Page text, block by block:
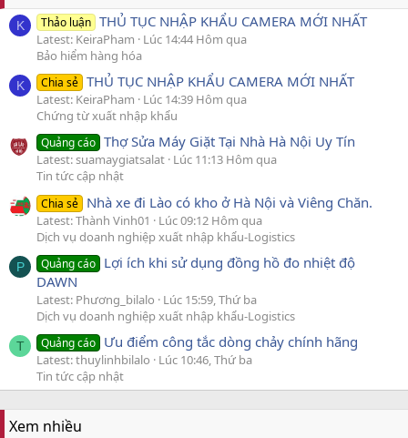
K Thảo luận THỦ TỤC NHẬP KHẨU CAMERA MỚI NHẤT
Latest: KeiraPham
Lúc 14:44 Hôm qua
Bảo hiểm hàng hóa
K Chia sẻ THỦ TỤC NHẬP KHẨU CAMERA MỚI NHẤT
Latest: KeiraPham
Lúc 14:39 Hôm qua
Chứng từ xuất nhập khẩu
Quảng cáo Thợ Sửa Máy Giặt Tại Nhà Hà Nội Uy Tín
Latest: suamaygiatsalat Lúc 11:13 Hôm qua
Tin tức cập nhật
Chia sẻ Nhà xe đi Lào có kho ở Hà Nội và Viêng Chăn.
Latest: Thành Vinh01
Lúc 09:12 Hôm qua
Dịch vụ doanh nghiệp xuất nhập khẩu-Logistics
P Quảng cáo Lợi ích khi sử dụng đồng hồ đo nhiệt độ
DAWN
Latest: Phương_bilalo
Lúc 15:59, Thứ ba
Dịch vụ doanh nghiệp xuất nhập khẩu-Logistics
T Quảng cáo Ưu điểm công tắc dòng chảy chính hãng
Latest: thuylinhbilalo
Lúc 10:46, Thứ ba
Tin tức cập nhật
Xem nhiều